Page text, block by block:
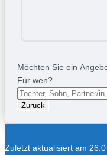
Möchten Sie ein
Für wen?
Zurück
Zuletzt aktualisiert am